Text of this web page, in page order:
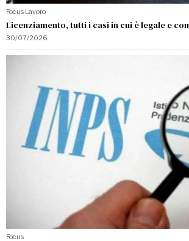
Focus·Lavoro
Licenziamento, tutti i casi in cui è legale e
30/07/2026
Focus